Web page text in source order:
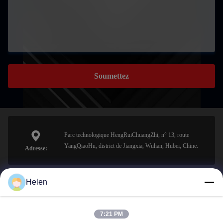
Soumettez
Adresse:
Parc technologique HengRuiChuangZhi, n° 13, route
YangQiaoHu, district de Jiangxia, Wuhan, Hubei, Chine.
sales@perfectlaser.net
Helen
7:21 PM